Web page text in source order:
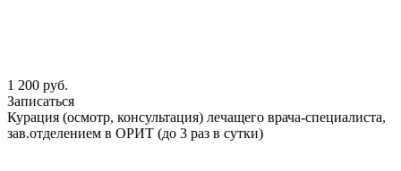
1 200 руб.
Записаться
Курация (осмотр, консультация) лечащего врача-специалиста,
зав.отделением в ОРИТ (до 3 раз в сутки)